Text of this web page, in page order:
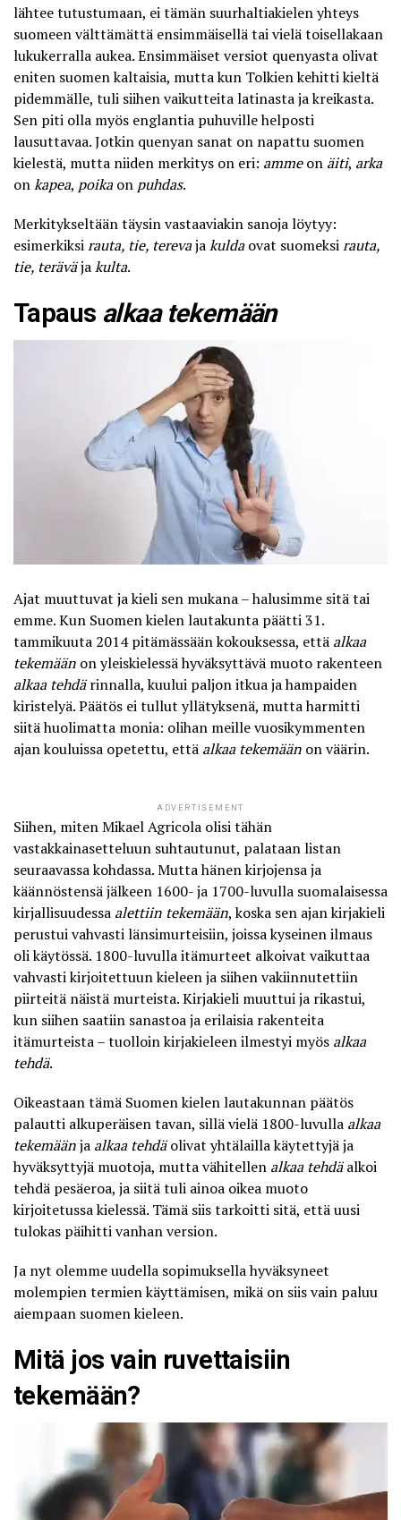
lähtee tutustumaan, ei tämän suurhaltiakielen yhteys
suomeen välttämättä ensimmäisellä tai vielä toisellakaan
lukukerralla aukea. Ensimmäiset versiot quenyasta olivat
eniten suomen kaltaisia, mutta kun Tolkien kehitti kieltä
pidemmälle, tuli siihen vaikutteita latinasta ja kreikasta.
Sen piti olla myös englantia puhuville helposti
lausuttavaa. Jotkin quenyan sanat on napattu suomen
kielestä, mutta niiden merkitys on eri: ammeon äiti, arka
onkapea, poikaon puhdas.
Merkitykseltään täysin vastaaviakin sanoja löytyy:
esimerkiksirauta, tie, terevajakuldaovat suomeksirauta,
tie, teräväjakulta.
Tapaus alkaa tekemään
Ajat muuttuvat ja kieli sen mukana – halusimme sitä tai
emme. Kun Suomen kielen lautakunta päätti 31.
tammikuuta 2014 pitämässään kokouksessa, että alkaa
tekemään on yleiskielessä hyväksyttävä muoto rakenteen
alkaa tehdärinnalla, kuului paljon itkua ja hampaiden
kiristelyä. Päätös ei tullut yllätyksenä, mutta harmitti
siitä huolimatta monia: olihan meille vuosikymmenten
ajan kouluissa opetettu, että alkaa tekemään on väärin.
ADVERTISEMENT
Siihen, miten Mikael Agricola olisi tähän
vastakkainasetteluun suhtautunut, palataan listan
seuraavassa kohdassa. Mutta hänen kirjojensa ja
käännöstensä jälkeen 1600- ja 1700-luvulla suomalaisessa
kirjallisuudessa alettiin tekemään, koska sen ajan kirjakieli
perustui vahvasti länsimurteisiin, joissa kyseinen ilmaus
oli käytössä. 1800-luvulla itämurteet alkoivat vaikuttaa
vahvasti kirjoitettuun kieleen ja siihen vakiinnutettiin
piirteitä näistä murteista. Kirjakieli muuttui ja rikastui,
kun siihen saatiin sanastoa ja erilaisia rakenteita
itämurteista – tuolloin kirjakieleen ilmestyi myös alkaa
tehdä.
Oikeastaan tämä Suomen kielen lautakunnan päätös
palautti alkuperäisen tavan, sillä vielä 1800-luvulla alkaa
tekemäänja alkaa tehdäolivat yhtälailla käytettyjä ja
hyväksyttyjä muotoja, mutta vähitellen alkaa tehdäalkoi
tehdä pesäeroa, ja siitä tuli ainoa oikea muoto
kirjoitetussa kielessä. Tämä siis tarkoitti sitä, että uusi
tulokas päihitti vanhan version.
Ja nyt olemme uudella sopimuksella hyväksyneet
molempien termien käyttämisen, mikä on siis vain paluu
aiempaan suomen kieleen.
Mitä jos vain ruvettaisiin
tekemään?